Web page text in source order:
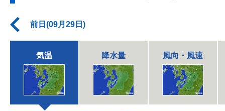
前日(09月29日)
気温 降水量 風向・風速